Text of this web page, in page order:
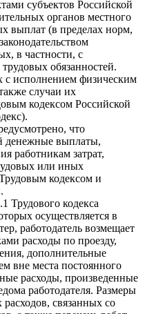
субъектов Российской
органов местного
выплат (в пределах норм,
в частности, с
обязанностей.
с исполнением физическим
случаи их
кодексом Российской
что
денежные выплаты,
работникам затрат,
или иных
кодексом и
Трудового кодекса
осуществляется в
работодатель возмещает
расходы по проезду,
дополнительные
вне места постоянного
расходы, произведенные
работодателя. Размеры
связанных со